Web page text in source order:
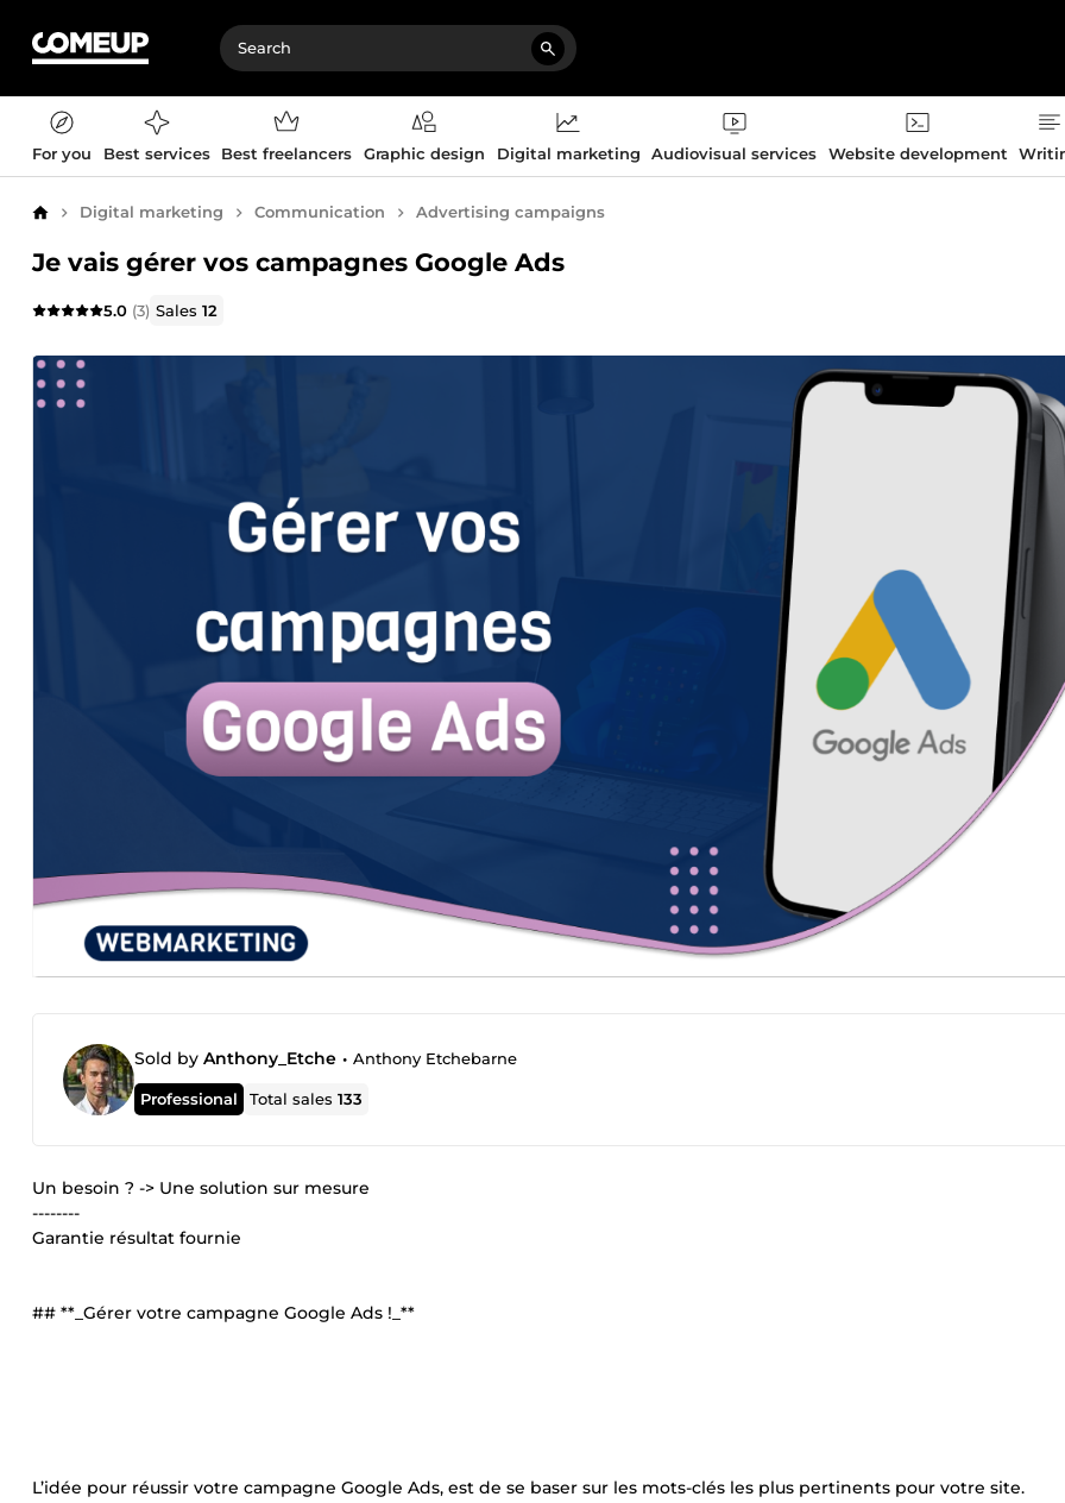
For you Best services Best freelancers Graphic design Digital marketing Audiovisual services Website development
Home Digital marketing Communication Advertising campaigns
Je vais gérer vos campagnes Google Ads
5.0 (3) Sales12
Sold by Anthony_Etche • Anthony Etchebarne
Professional Total sales133
Un besoin ? -> Une solution sur mesure
--------
Garantie résultat fournie
## **_Gérer votre campagne Google Ads !_**
L’idée pour réussir votre campagne Google Ads, est de se baser sur les mots-clés les plus pertinents pour votre site.